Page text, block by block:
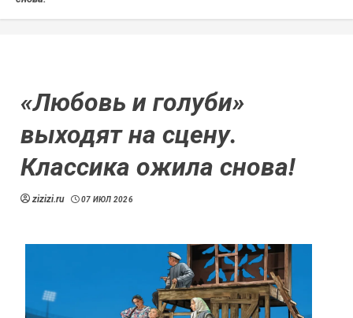
«Любовь и голуби»
выходят на сцену.
Классика ожила снова!
zizizi.ru 07 ИЮЛ 2026